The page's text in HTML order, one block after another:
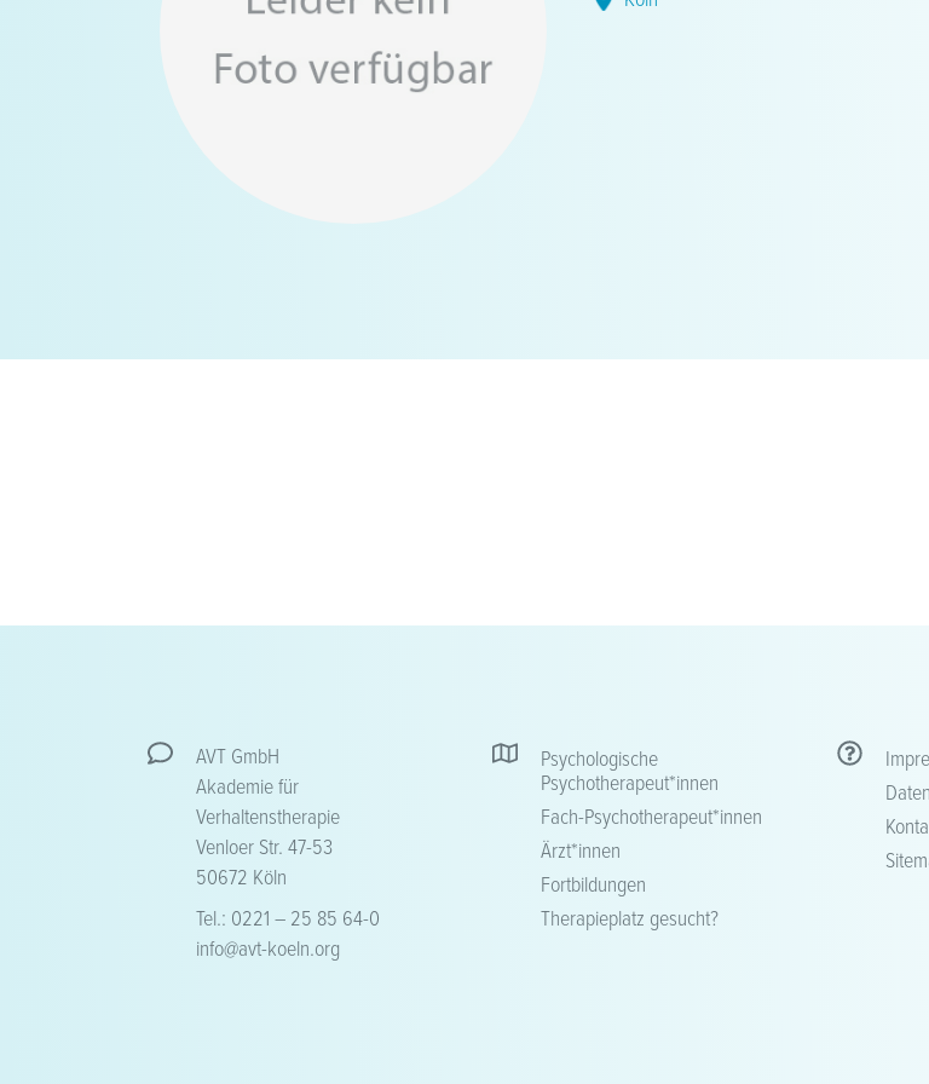
AVT GmbH
Akademie für
Verhaltenstherapie
Venloer Str. 47-53
50672 Köln
Tel.: 0221 – 25 85 64-0
info@avt-koeln.org
Psychologische
Psychotherapeut*innen
Fach-Psychotherapeut*innen
Ärzt*innen
Fortbildungen
Therapieplatz gesucht?